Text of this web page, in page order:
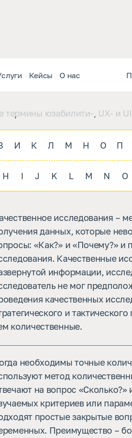
Кейсы О нас
термины юзабилити-, UX- и
И К Л М Н О П
H I J K L M N O
исследования –
данных, которые
«Как?» и «Почему?» и
Качественные
информации,
не мог
качественных
и
количественные.
необходимы точные
метод
на вопрос
критериев или
простые закрытые
Преимущество –